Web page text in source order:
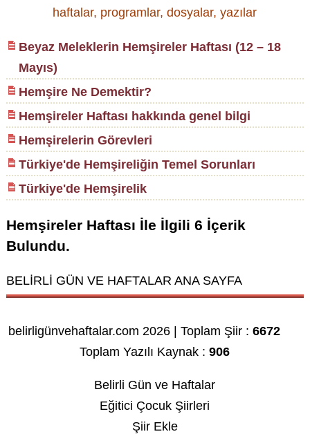
haftalar, programlar, dosyalar, yazılar
Beyaz Meleklerin Hemşireler Haftası (12 – 18
Mayıs)
Hemşire Ne Demektir?
Hemşireler Haftası hakkında genel bilgi
Hemşirelerin Görevleri
Türkiye'de Hemşireliğin Temel Sorunları
Türkiye'de Hemşirelik
Hemşireler Haftası İle İlgili 6 İçerik
Bulundu.
BELİRLİ GÜN VE HAFTALAR ANA SAYFA
belirligünvehaftalar.com 2026 | Toplam Şiir :6672
Toplam Yazılı Kaynak :906
Belirli Gün ve Haftalar
Eğitici Çocuk Şiirleri
Şiir Ekle